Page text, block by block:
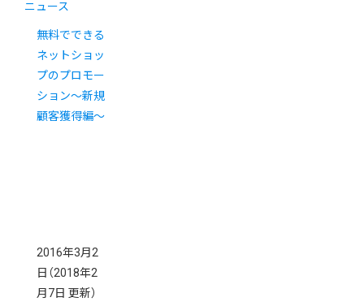
ニュース
無料でできる
ネットショッ
プのプロモー
ション〜新規
顧客獲得編〜
2016年3月2
日 （2018年2
月7日 更新）